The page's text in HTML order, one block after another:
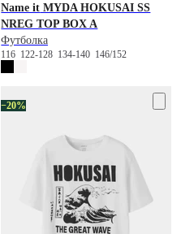
Name it MYDA HOKUSAI SS
NREG TOP BOX A
Футболка
116 122-128 134-140 146/152
−20%